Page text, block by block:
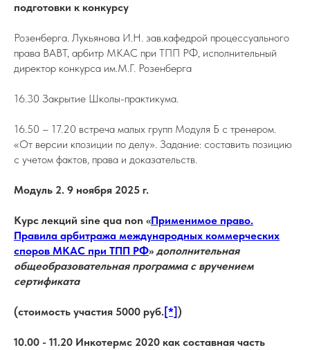
подготовки к конкурсу
Розенберга. Лукьянова И.Н. зав.кафедрой процессуального
права ВАВТ, арбитр МКАС при ТПП РФ, исполнительный
директор конкурса им.М.Г. Розенберга
16.30 Закрытие Школы-практикума.
16.50 – 17.20 встреча малых групп Модуля Б с тренером.
«От версии кпозиции по делу». Задание: составить позицию
с учетом фактов, права и доказательств.
Модуль 2. 9 ноября 2025 г.
Курс лекций sine qua non «Применимое право.
Правила арбитража международных коммерческих
споров МКАС при ТПП РФ» дополнительная
общеобразовательная программа с вручением
сертификата
(стоимость участия 5000 руб. [*])
10.00 - 11.20 Инкотермс 2020 как составная часть